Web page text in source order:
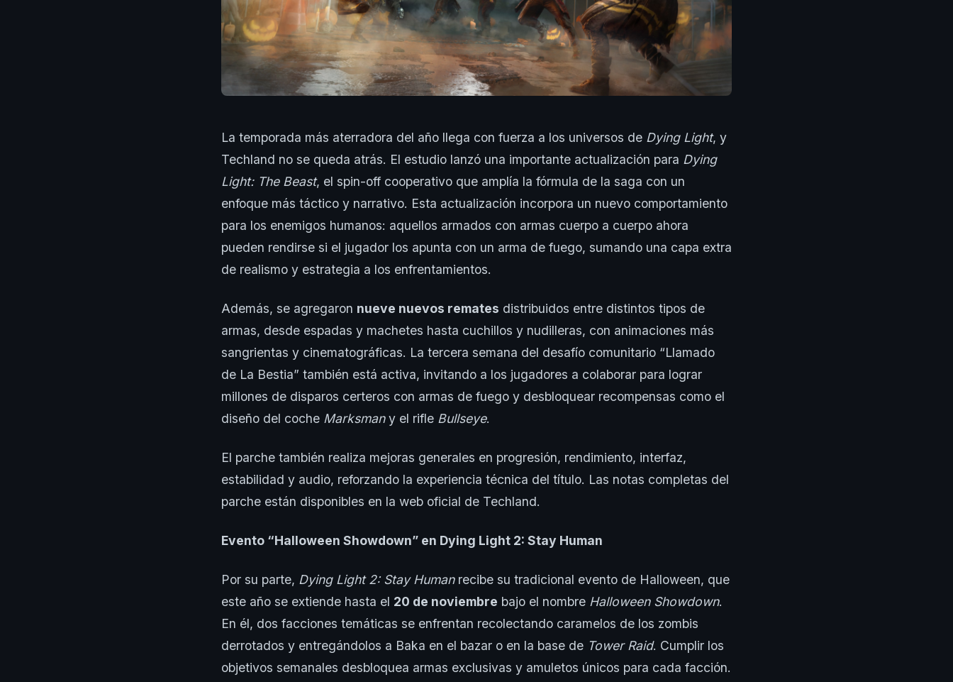
La temporada más aterradora del año llega con fuerza a los universos de Dying Light, y
Techland no se queda atrás. El estudio lanzó una importante actualización para Dying
Light: The Beast, el spin-off cooperativo que amplía la fórmula de la saga con un
enfoque más táctico y narrativo. Esta actualización incorpora un nuevo comportamiento
para los enemigos humanos: aquellos armados con armas cuerpo a cuerpo ahora
pueden rendirse si el jugador los apunta con un arma de fuego, sumando una capa extra
de realismo y estrategia a los enfrentamientos.
Además, se agregaron nueve nuevos remates distribuidos entre distintos tipos de
armas, desde espadas y machetes hasta cuchillos y nudilleras, con animaciones más
sangrientas y cinematográficas. La tercera semana del desafío comunitario “Llamado
de La Bestia” también está activa, invitando a los jugadores a colaborar para lograr
millones de disparos certeros con armas de fuego y desbloquear recompensas como el
diseño del coche Marksmany el rifle Bullseye.
El parche también realiza mejoras generales en progresión, rendimiento, interfaz,
estabilidad y audio, reforzando la experiencia técnica del título. Las notas completas del
parche están disponibles en la web oficial de Techland.
Evento “Halloween Showdown” en Dying Light 2: Stay Human
Por su parte, Dying Light 2: Stay Humanrecibe su tradicional evento de Halloween, que
este año se extiende hasta el 20 de noviembre bajo el nombre Halloween Showdown.
En él, dos facciones temáticas se enfrentan recolectando caramelos de los zombis
derrotados y entregándolos a Baka en el bazar o en la base de Tower Raid. Cumplir los
objetivos semanales desbloquea armas exclusivas y amuletos únicos para cada facción.